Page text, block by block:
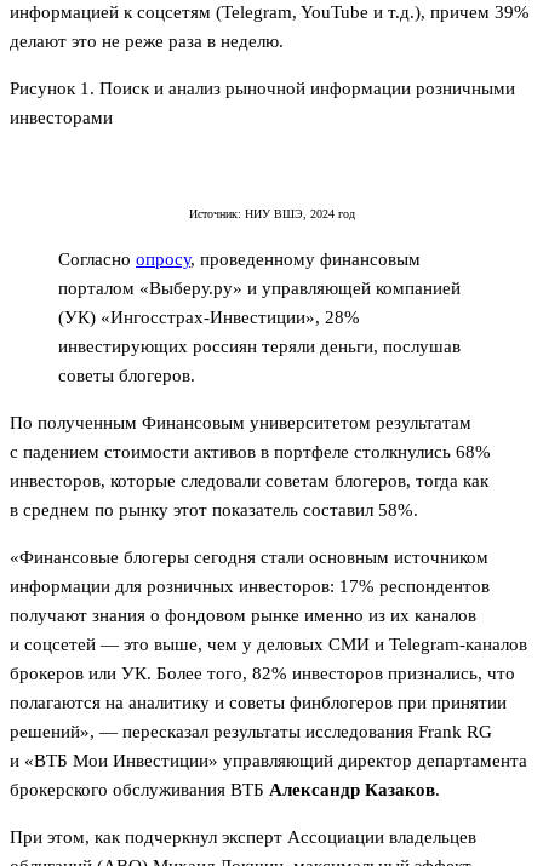
информацией к соцсетям (Telegram, YouTube и т.д.), причем 39%
делают это не реже раза в неделю.
Рисунок 1. Поиск и анализ рыночной информации розничными
инвесторами
Источник: НИУ ВШЭ, 2024 год
Согласно опросу, проведенному финансовым
порталом «Выберу.ру» и управляющей компанией
(УК) «Ингосстрах-Инвестиции», 28%
инвестирующих россиян теряли деньги, послушав
советы блогеров.
По полученным Финансовым университетом результатам
с падением стоимости активов в портфеле столкнулись 68%
инвесторов, которые следовали советам блогеров, тогда как
в среднем по рынку этот показатель составил 58%.
«Финансовые блогеры сегодня стали основным источником
информации для розничных инвесторов: 17% респондентов
получают знания о фондовом рынке именно из их каналов
и соцсетей — это выше, чем у деловых СМИ и Telegram-каналов
брокеров или УК. Более того, 82% инвесторов признались, что
полагаются на аналитику и советы финблогеров при принятии
решений», — пересказал результаты исследования Frank RG
и «ВТБ Мои Инвестиции» управляющий директор департамента
брокерского обслуживания ВТБ Александр Казаков.
При этом, как подчеркнул эксперт Ассоциации владельцев